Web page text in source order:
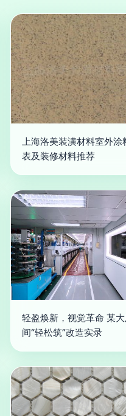
上海洛美装潢材料室外涂
表及装修材料推荐
轻盈焕新，视觉革命 某
间“轻松筑”改造实录